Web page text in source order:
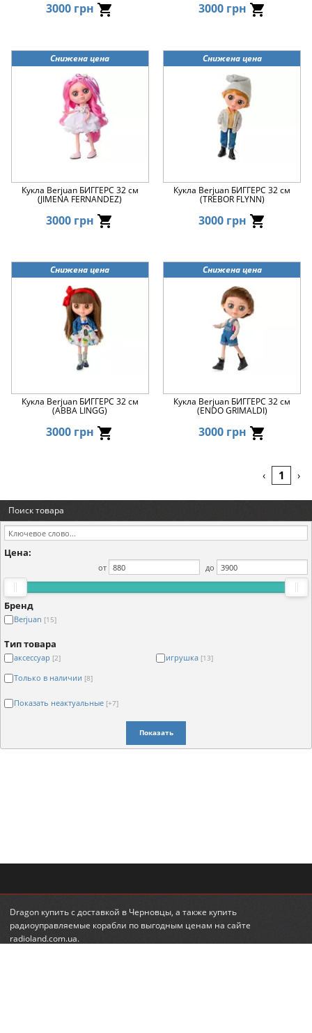
3000 грн 3000 грн
Снижена цена
Кукла Berjuan БИГГЕРС 32 см
(JIMENA FERNANDEZ)
3000 грн
Снижена цена
Кукла Berjuan БИГГЕРС 32 см
(TREBOR FLYNN)
3000 грн
Снижена цена
Кукла Berjuan БИГГЕРС 32 см
(ABBA LINGG)
3000 грн
Снижена цена
Кукла Berjuan БИГГЕРС 32 см
(ENDO GRIMALDI)
3000 грн
‹ 1 ›
Поиск товара
Цена:
от до
Бренд
Berjuan [15]
Тип товара
аксессуар [2] игрушка [13]
Только в наличии [8]
Показать неактуальные [+7]
Показать
Dragon купитьс доставкой в Черновцы, а также купить
радиоуправляемые корабли по выгодным ценам на сайте
radioland.com.ua.